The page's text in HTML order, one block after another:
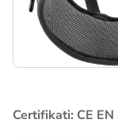
Certifikati: CE